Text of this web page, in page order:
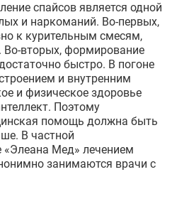
спайсов является одной
и наркоманий. Во-первых,
к курительным смесям,
вторых, формирование
быстро. В погоне
и внутренним
и физическое здоровье
Поэтому
помощь должна быть
В частной
«Элеана Мед» лечением
занимаются врачи с